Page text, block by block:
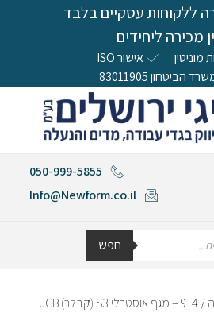
ללקוחות עסקיים בלבד
מכירה ליחידים
אישור ISO
הביטחון 83011905
050-999-5855
Info@Newform.co.il
חפש
/ 914 – מגף אוסטרלי S3 (קבלר) JCB